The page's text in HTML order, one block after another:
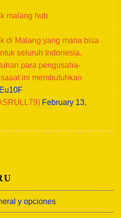
malang hub
di Malang yang mana bisa
seluruh Indonesia.
para pengusaha-
ini membutuhkan
February 13,
y opciones